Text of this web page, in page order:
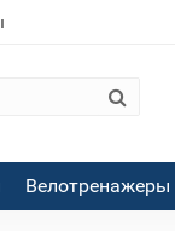
Велотренажеры